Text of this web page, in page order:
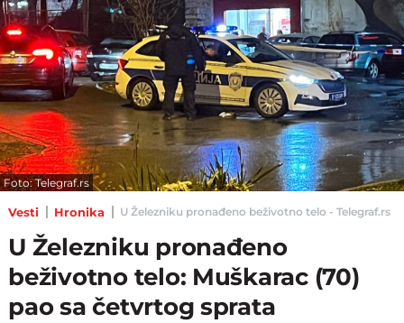
Foto: Telegraf.rs
Vesti Hronika U Železniku pronađeno beživotno telo - Telegraf.rs
U Železniku pronađeno
beživotno telo: Muškarac (70)
pao sa četvrtog sprata